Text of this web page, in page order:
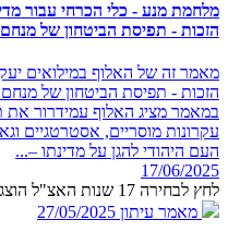
מלחמת מנע - כלי הכרחי עבור
הזכות - תפיסת הביטחון של מנחם
מאמר זה של האלוף במילואים
הזכות - תפיסת הביטחון של
במאמר מציג האלוף עמידרור את
עקרונות מוסריים, אסטרטגיים
העם היהודי להגן על מדינתו –...
17/06/2025
לחץ לבחירה 17 שנות האצ"ל הוצגו לפני לוחמיו בהיכל התרבות
מאמר עיתון 27/05/2025